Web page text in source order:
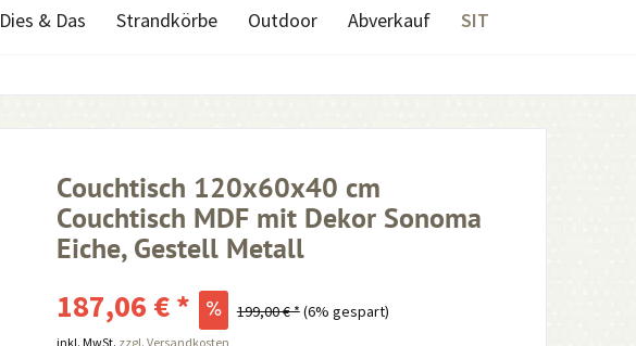
Dies & Das Strandkörbe Outdoor Abverkauf SIT
Couchtisch 120x60x40 cm
Couchtisch MDF mit Dekor Sonoma
Eiche, Gestell Metall
187,06 € * 199,00 € *(6% gespart)
inkl. MwSt. zzgl. Versandkosten